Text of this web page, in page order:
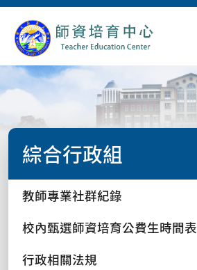
綜合行政組
教師專業社群紀錄
校內甄選師資培育公費生時間表
行政相關法規